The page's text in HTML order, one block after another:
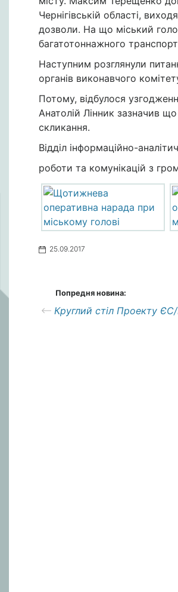
Чернігівській області,
дозволи. На що міський
багатотоннажного
Наступним розглянули
органів виконавчого
Потому, відбулося
Анатолій Лінник зазначив
скликання.
Відділ інформаційно-
роботи та комунікацій з
25.09.2017
Попредня новина:
Круглий стіл Проекту